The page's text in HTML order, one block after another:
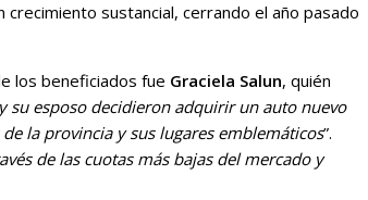
crecimiento sustancial, cerrando el año pasado
los beneficiados fue Graciela Salun, quién
su esposo decidieron adquirir un auto nuevo
la provincia y sus lugares emblemáticos”.
de las cuotas más bajas del mercado y